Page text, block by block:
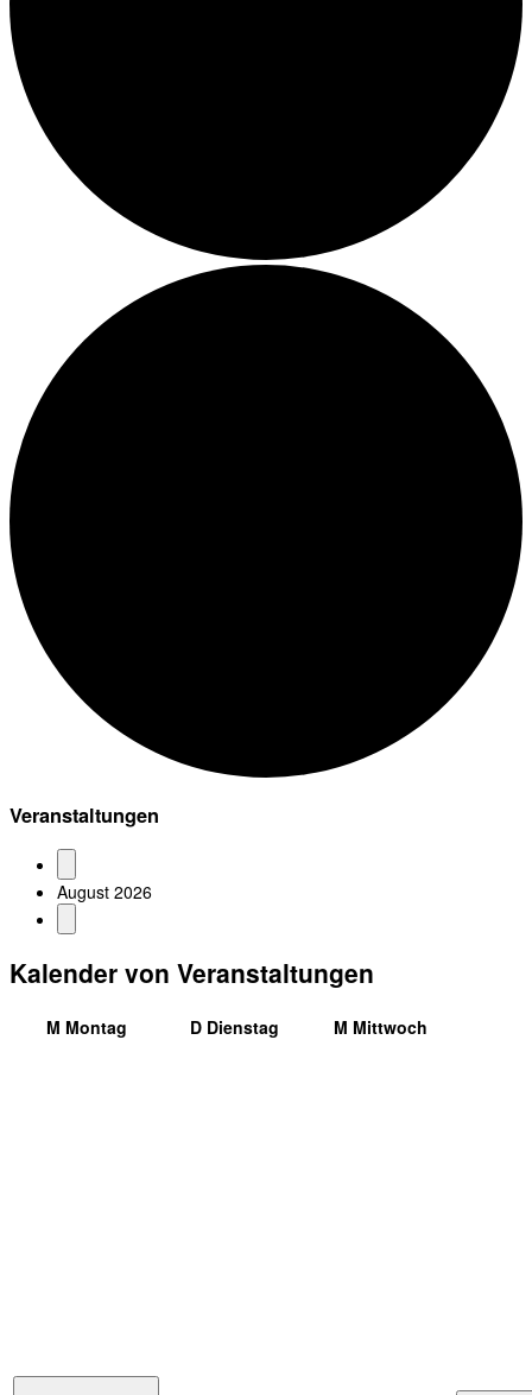
Veranstaltungen
August 2026
Kalender von Veranstaltungen
M Montag D Dienstag M Mittwoch